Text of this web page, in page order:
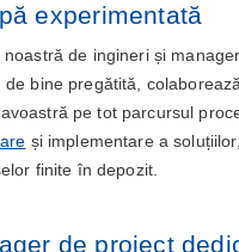
experimentată
noastră de ingineri și
de bine pregătită,
pe tot parcursul
și implementare a
finite în depozit.
de proiect